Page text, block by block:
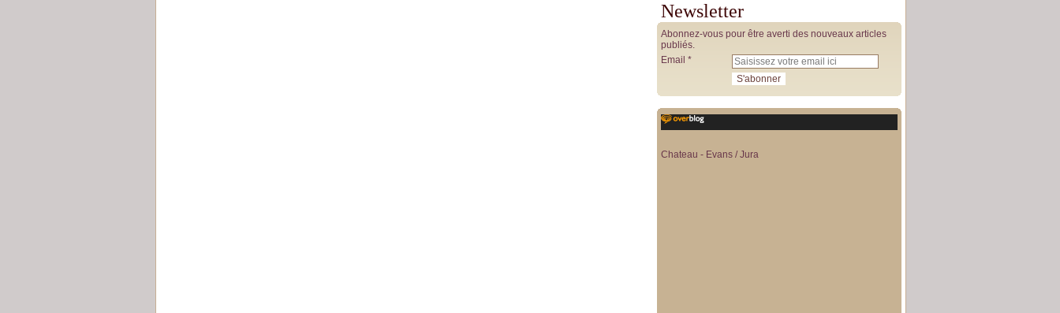
Newsletter
Abonnez-vous pour être averti des nouveaux articles
publiés.
Email
Chateau - Evans / Jura